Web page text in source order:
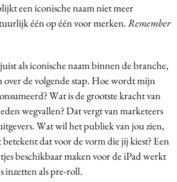
een iconische naam niet meer
één op één voor merken.Remember
als iconische naam binnen de branche,
de volgende stap. Hoe wordt mijn
Wat is de grootste kracht van
wegvallen? Dat vergt van marketeers
Wat wil het publiek van jou zien,
dat voor de vorm die jij kiest? Een
beschikbaar maken voor de iPad werkt
inzetten als pre-roll.